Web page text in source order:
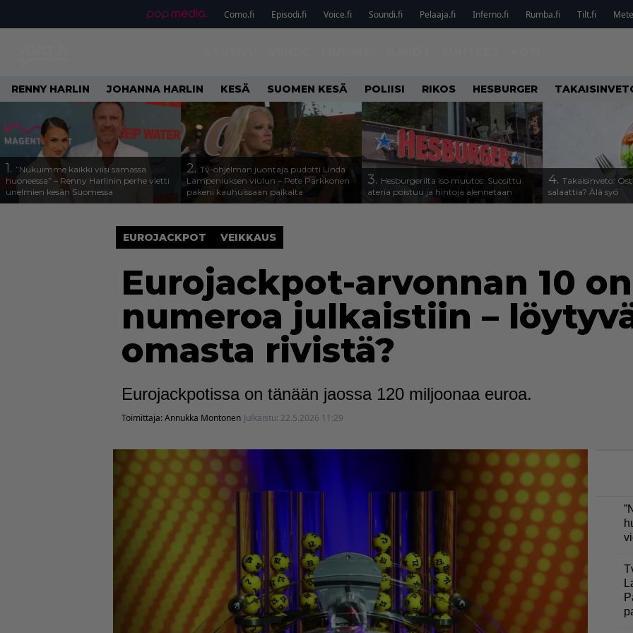
Como.fi Episodi.fi Voice.fi Soundi.fi Pelaaja.fi Inferno.fi Rumba.fi Tilt.fi
RENNY HARLIN JOHANNA HARLIN KESÄ SUOMEN KESÄ POLIISI RIKOS HESBURGER
1. ”Nukuimme kaikki viisi samassa
huoneessa” – Renny Harlinin perhe vietti
unelmien kesän Suomessa
2. Tv-ohjelman juontaja pudotti Linda
Lampeniuksen viulun – Pete Parkkonen
pakeni kauhuissaan paikalta
3. Hesburgerilta iso muutos: Suosittu
ateria poistuu ja hintoja alennetaan
4. Takaisinveto:
salaattia? Älä syö
EUROJACKPOT VEIKKAUS
Eurojackpot-arvonnan 10
numeroa julkaistiin –
omasta rivistä?
Eurojackpotissa on tänään jaossa 120 miljoonaa euroa.
Toimittaja:Annukka Montonen Julkaistu: 22.5.2026 11:29